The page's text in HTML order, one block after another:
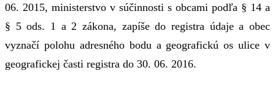
06. 2015, ministerstvo v súčinnosti s obcami podľa § 14 a
§ 5 ods. 1 a 2 zákona, zapíše do registra údaje a obec
vyznačí polohu adresného bodu a geografickú os ulice v
geografickej časti registra do 30. 06. 2016.